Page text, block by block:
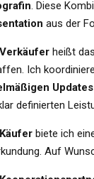
. Diese
aus der
heißt
Ich
Updates
definierten
biete ich
Auf